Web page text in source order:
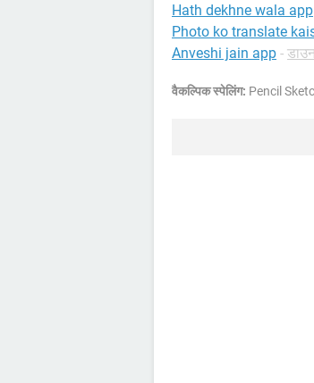
Hath dekhne wala app
Photo ko translate
Anveshi jain app -
वैकल्पिक स्पेलिंग: Pencil